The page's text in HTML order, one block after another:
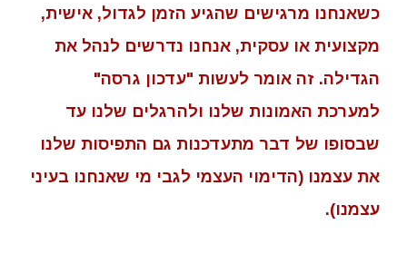
כשאנחנו מרגישים שהגיע הזמן לגדול, אישית,
מקצועית או עסקית, אנחנו נדרשים לנהל את
הגדילה. זה אומר לעשות "עדכון גרסה"
למערכת האמונות שלנו ולהרגלים שלנו עד
שבסופו של דבר מתעדכנות גם התפיסות שלנו
את עצמנו (הדימוי העצמי לגבי מי שאנחנו בעיני
עצמנו).